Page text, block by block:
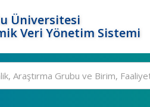
Üniversitesi
Veri Yönetim Sistemi